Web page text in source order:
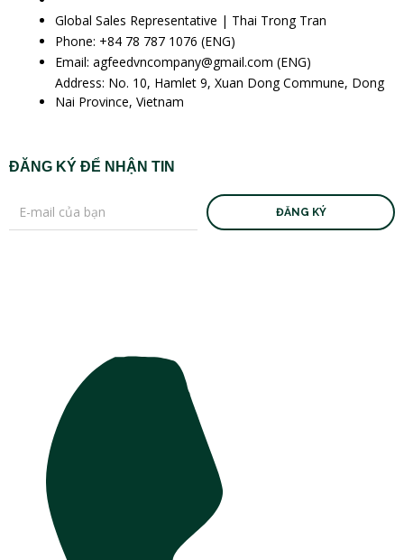
Global Sales Representative | Thai Trong Tran
Phone: +84 78 787 1076 (ENG)
Email: agfeedvncompany@gmail.com (ENG)
Address: No. 10, Hamlet 9, Xuan Dong Commune, Dong
Nai Province, Vietnam
ĐĂNG KÝ ĐỂ NHẬN TIN
ĐĂNG KÝ